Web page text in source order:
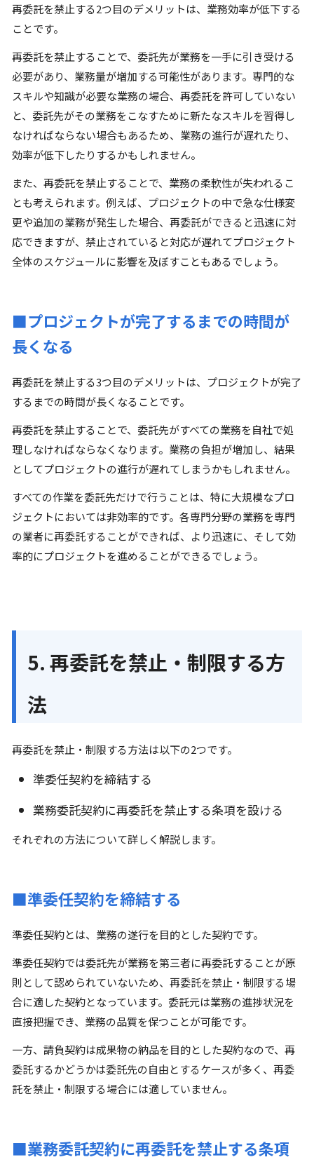
再委託を禁止する2つ目のデメリットは、業務効率が低下する
ことです。
再委託を禁止することで、委託先が業務を一手に引き受ける
必要があり、業務量が増加する可能性があります。専門的な
スキルや知識が必要な業務の場合、再委託を許可していない
と、委託先がその業務をこなすために新たなスキルを習得し
なければならない場合もあるため、業務の進行が遅れたり、
効率が低下したりするかもしれません。
また、再委託を禁止することで、業務の柔軟性が失われるこ
とも考えられます。例えば、プロジェクトの中で急な仕様変
更や追加の業務が発生した場合、再委託ができると迅速に対
応できますが、禁止されていると対応が遅れてプロジェクト
全体のスケジュールに影響を及ぼすこともあるでしょう。
■プロジェクトが完了するまでの時間が
長くなる
再委託を禁止する3つ目のデメリットは、プロジェクトが完了
するまでの時間が長くなることです。
再委託を禁止することで、委託先がすべての業務を自社で処
理しなければならなくなります。業務の負担が増加し、結果
としてプロジェクトの進行が遅れてしまうかもしれません。
すべての作業を委託先だけで行うことは、特に大規模なプロ
ジェクトにおいては非効率的です。各専門分野の業務を専門
の業者に再委託することができれば、より迅速に、そして効
率的にプロジェクトを進めることができるでしょう。
5. 再委託を禁止・制限する方
法
再委託を禁止・制限する方法は以下の2つです。
準委任契約を締結する
業務委託契約に再委託を禁止する条項を設ける
それぞれの方法について詳しく解説します。
■準委任契約を締結する
準委任契約とは、業務の遂行を目的とした契約です。
準委任契約では委託先が業務を第三者に再委託することが原
則として認められていないため、再委託を禁止・制限する場
合に適した契約となっています。委託元は業務の進捗状況を
直接把握でき、業務の品質を保つことが可能です。
一方、請負契約は成果物の納品を目的とした契約なので、再
委託するかどうかは委託先の自由とするケースが多く、再委
託を禁止・制限する場合には適していません。
■業務委託契約に再委託を禁止する条項